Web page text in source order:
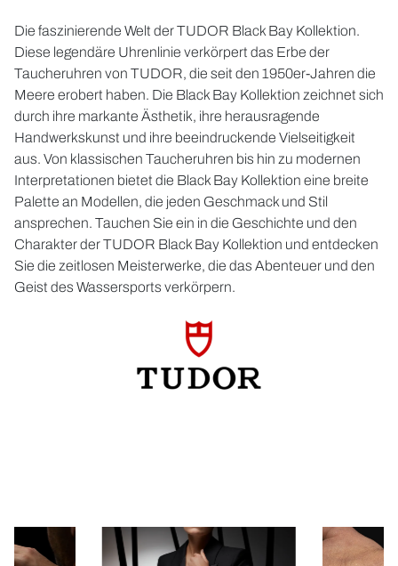
Die faszinierende Welt der TUDOR Black Bay Kollektion.
Diese legendäre Uhrenlinie verkörpert das Erbe der
Taucheruhren von TUDOR, die seit den 1950er-Jahren die
Meere erobert haben. Die Black Bay Kollektion zeichnet sich
durch ihre markante Ästhetik, ihre herausragende
Handwerkskunst und ihre beeindruckende Vielseitigkeit
aus. Von klassischen Taucheruhren bis hin zu modernen
Interpretationen bietet die Black Bay Kollektion eine breite
Palette an Modellen, die jeden Geschmack und Stil
ansprechen. Tauchen Sie ein in die Geschichte und den
Charakter der TUDOR Black Bay Kollektion und entdecken
Sie die zeitlosen Meisterwerke, die das Abenteuer und den
Geist des Wassersports verkörpern.